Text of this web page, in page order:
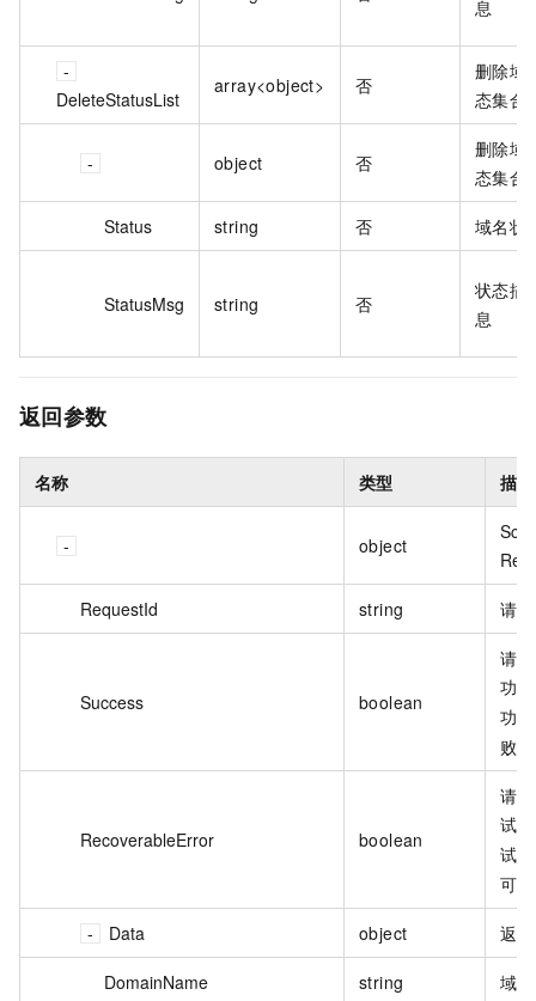
息
DeleteStatusList
array<object> 否
删除域
态集合
object 否
删除域
态集合
Status string 否 域名状
StatusMsg string 否
状态描
息
返回参数
名称 类型 描述
object
RequestId string 请
Success boolean
请
功，
功，
败
RecoverableError boolean
请
试，
试，
可
Data object 返
DomainName string 域